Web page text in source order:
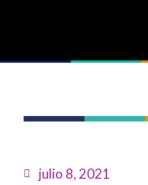
julio 8, 2021